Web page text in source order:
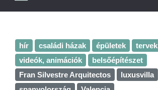
hír családi házak épületek tervek
videók, animációk
belsőépítészet
Fran Silvestre Arquitectos
luxusvilla